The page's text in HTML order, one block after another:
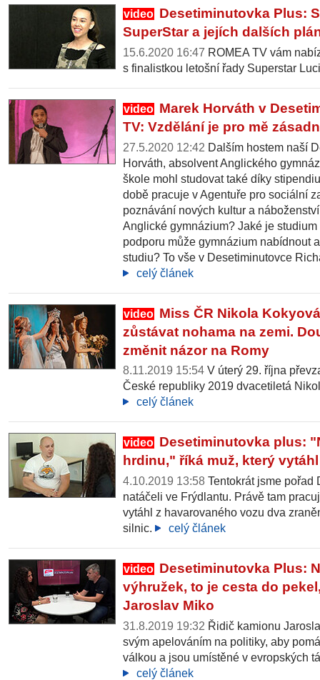
video Desetiminutovka Plus:
SuperStar a jejích dalších
15.6.2020 16:47 ROMEA TV vám
s finalistkou letošní řady Superstar
video Marek Horváth v
TV: Vzdělání je pro mě
27.5.2020 12:42 Dalším hostem naší
Horváth, absolvent Anglického
škole mohl studovat také díky
době pracuje v Agentuře pro sociální
poznávání nových kultur a
Anglické gymnázium? Jaké je
podporu může gymnázium nabídnout
studiu? To vše v Desetiminutovce
celý článek
video Miss ČR Nikola
zůstávat nohama na zemi.
změnit názor na Romy
8.11.2019 15:54 V úterý 29. října
České republiky 2019 dvacetiletá
celý článek
video Desetiminutovka plus:
hrdinu," říká muž, který
4.10.2019 13:58 Tentokrát jsme pořad
natáčeli ve Frýdlantu. Právě tam
vytáhl z havarovaného vozu dva
silnic.
celý článek
video Desetiminutovka Plus:
výhružek, to je cesta do
Jaroslav Miko
31.8.2019 19:32 Řidič kamionu
svým apelováním na politiky, aby
válkou a jsou umístěné v evropských
celý článek